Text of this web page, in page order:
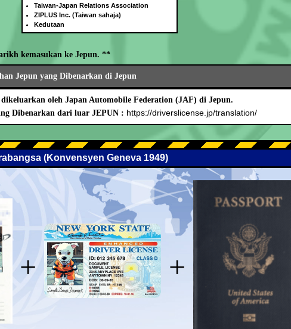
Taiwan-Japan Relations Association
ZIPLUS Inc. (Taiwan sahaja)
Kedutaan
kemasukan ke Jepun. **
Jepun yang Dibenarkan di Jepun
oleh Japan Automobile Federation (JAF) di Jepun.
Dibenarkan dari luar JEPUN : https://driverslicense.jp/translation/
(Konvensyen Geneva 1949)
+ +